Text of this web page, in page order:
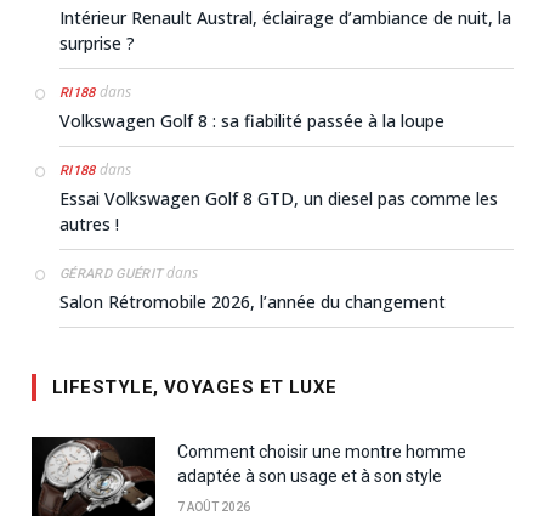
Intérieur Renault Austral, éclairage d’ambiance de nuit, la
surprise ?
RI188dans
Volkswagen Golf 8 : sa fiabilité passée à la loupe
RI188dans
Essai Volkswagen Golf 8 GTD, un diesel pas comme les
autres !
GÉRARD GUÉRITdans
Salon Rétromobile 2026, l’année du changement
LIFESTYLE, VOYAGES ET LUXE
Comment choisir une montre homme
adaptée à son usage et à son style
7 AOÛT 2026